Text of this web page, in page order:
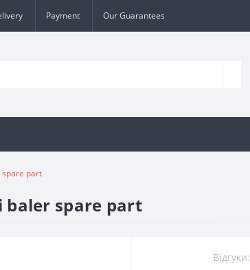
Payment Our Guarantees
spare part
baler spare part
Відгуки: